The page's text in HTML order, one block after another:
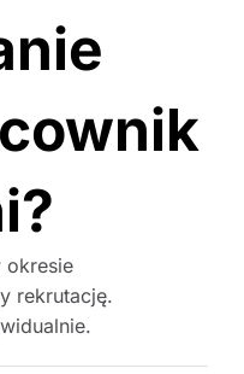
okresie
rekrutację.